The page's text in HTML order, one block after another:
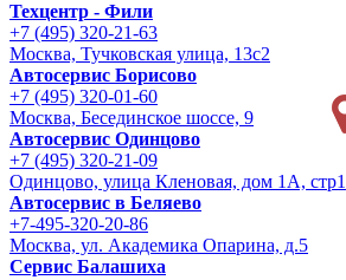
Техцентр - Фили
+7 (495) 320-21-63
Москва, Тучковская улица, 13с2
Автосервис Борисово
+7 (495) 320-01-60
Москва, Бесединское шоссе, 9
Автосервис Одинцово
+7 (495) 320-21-09
Одинцово, улица Кленовая, дом 1А, стр1
Автосервис в Беляево
+7-495-320-20-86
Москва, ул. Академика Опарина, д.5
Сервис Балашиха